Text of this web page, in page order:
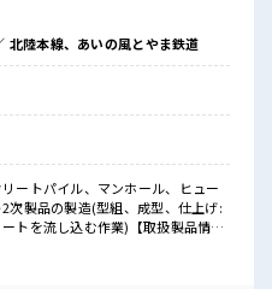
！
でなければOKです！
北陸本線、あいの風とやま鉄道
リートパイル、マンホール、ヒュー
次製品の製造(型組、成型、仕上げ:
トを流し込む作業)【取扱製品情